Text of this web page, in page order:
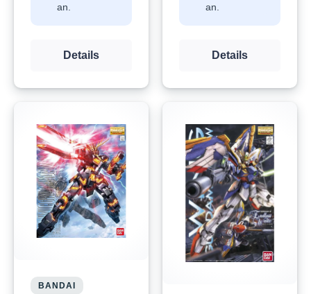
an.
Details
an.
Details
BANDAI